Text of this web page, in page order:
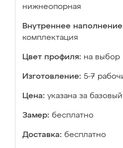
нижнеопорная
Внутреннее
комплектация
Цвет профиля: на выбор
Изготовление: 5-7
Цена: указана за
Замер: бесплатно
Доставка: бесплатно